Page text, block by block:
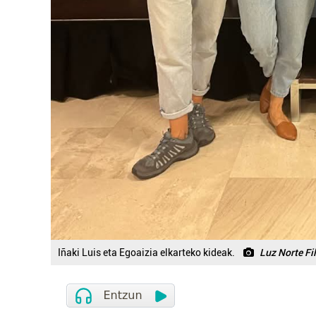
Iñaki Luis eta Egoaizia elkarteko kideak. Luz Norte